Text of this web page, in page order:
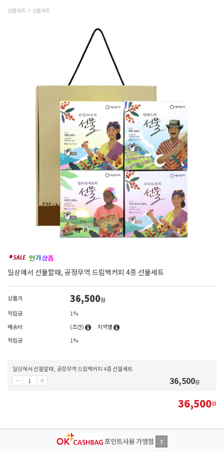
선물세트 선물세트
일상에서 선물할때, 공정무역 드립백커피 4종 선물세트
상품가 36,500원
적립금
1%
배송비
(조건)
지역별
적립금
1%
일상에서 선물할때, 공정무역 드립백커피 4종 선물세트
36,500원
36,500원
포인트사용 가맹점 ?